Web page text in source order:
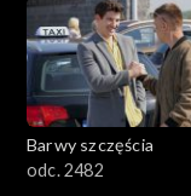
Barwy szczęścia
odc. 2482